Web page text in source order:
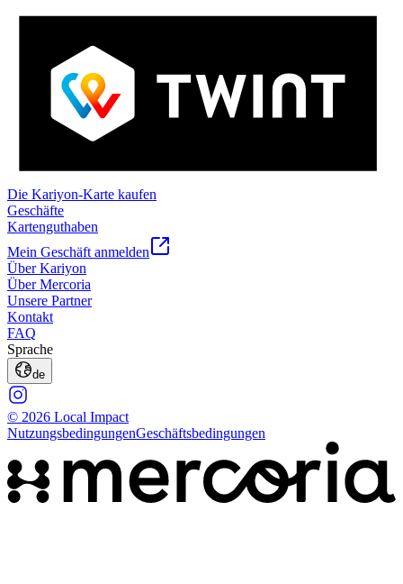
Die Kariyon-Karte kaufen
Geschäfte
Kartenguthaben
Mein Geschäft anmelden
Über Kariyon
Über Mercoria
Unsere Partner
Kontakt
FAQ
Sprache
de
© 2026 Local Impact
NutzungsbedingungenGeschäftsbedingungen